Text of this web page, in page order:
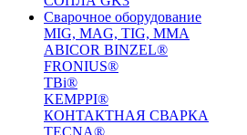
Сварочное оборудование
MIG, MAG, TIG, MMA
ABICOR BINZEL®
FRONIUS®
TBi®
KEMPPI®
КОНТАКТНАЯ СВАРКА
TECNA®